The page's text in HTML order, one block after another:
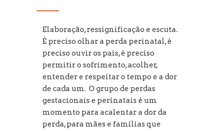
Elaboração, ressignificação e escuta.
É preciso olhar a perda perinatal, é
preciso ouvir os pais, é preciso
permitir o sofrimento, acolher,
entender e respeitar o tempo e a dor
de cada um. O grupo de perdas
gestacionais e perinatais é um
momento para acalentar a dor da
perda, para mães e famílias que